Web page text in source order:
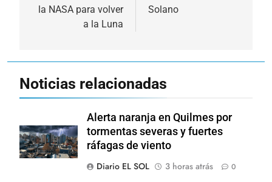
la NASA para volver
a la Luna
Solano
Noticias relacionadas
Alerta naranja en Quilmes por
tormentas severas y fuertes
ráfagas de viento
Diario EL SOL
3 horas atrás 0